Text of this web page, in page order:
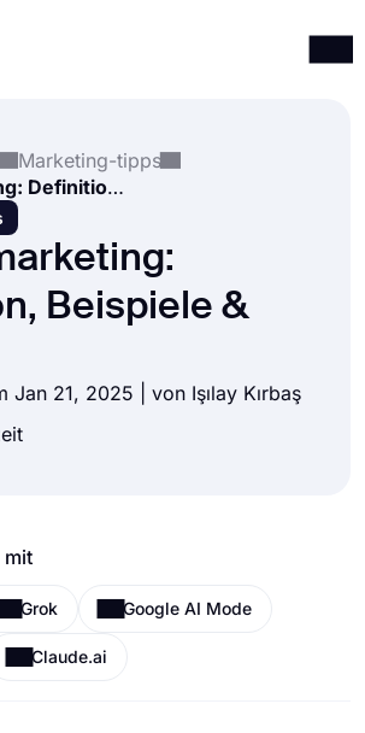
Marketing-tipps
Sprachmarketing: Definition, Beispiele & Tipps
Beispiele &
Jan 21, 2025 | von Işılay Kırbaş
mit
Grok Google AI Mode
Claude.ai